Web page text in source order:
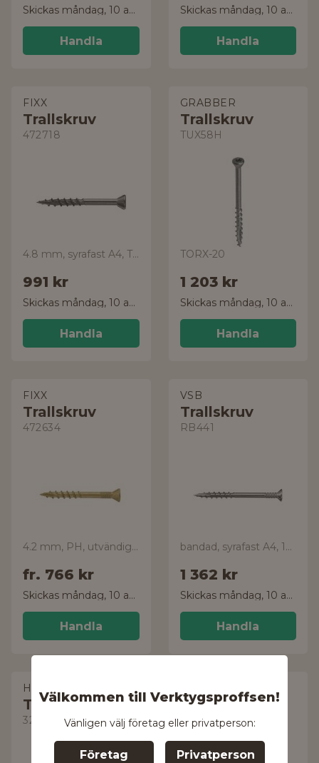
Välkommen till Verktygsproffsen!
Vänligen välj företag eller privatperson:
Företag Privatperson
Skickas måndag, 10 aug.
Handla
Skickas måndag, 10 aug.
Handla
FIXX
Trallskruv
472718
4.8 mm, syrafast A4, TX20
991 kr
Skickas måndag, 10 aug.
Handla
GRABBER
Trallskruv
TUX58H
TORX-20
1 203 kr
Skickas måndag, 10 aug.
Handla
FIXX
Trallskruv
472634
4.2 mm, PH, utvändig C4
fr. 766 kr
Skickas måndag, 10 aug.
Handla
VSB
Trallskruv
RB441
bandad, syrafast A4, 1000-pack
1 362 kr
Skickas måndag, 10 aug.
Handla
HECO
Trallskruv
3270420300344
Trallskruv
644530